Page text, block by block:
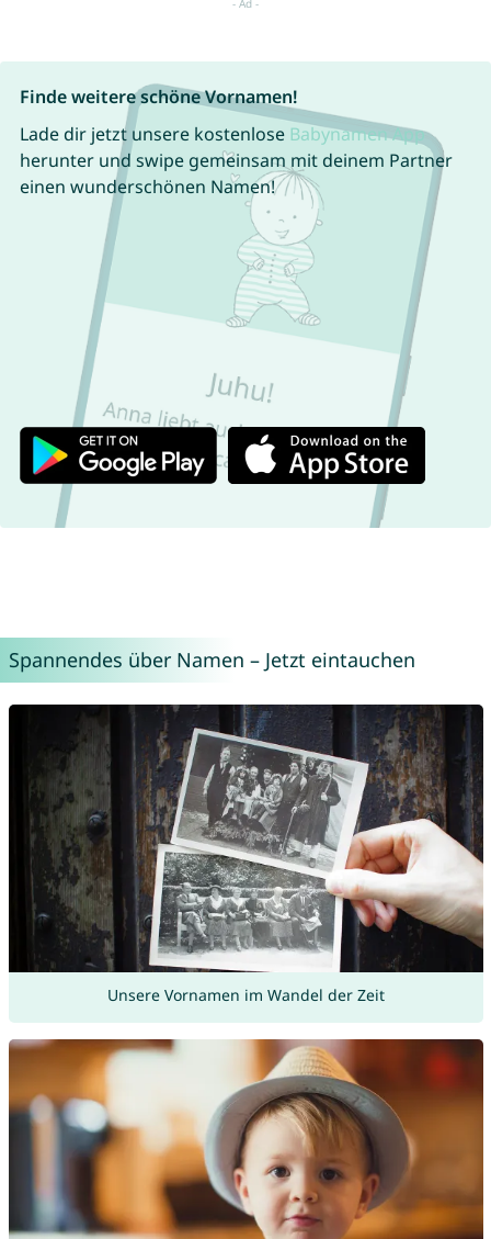
Finde weitere schöne Vornamen!
Lade dir jetzt unsere kostenlose Babynamen App
herunter und swipe gemeinsam mit deinem Partner
einen wunderschönen Namen!
Spannendes über Namen – Jetzt eintauchen
Unsere Vornamen im Wandel der Zeit